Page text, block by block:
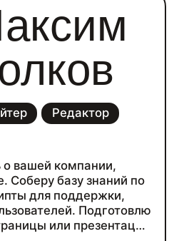
Редактор
о вашей компании,
Соберу базу знаний по
для поддержки,
Подготовлю
или презентации